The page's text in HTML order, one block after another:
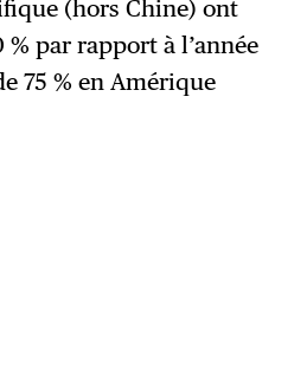
(hors Chine) ont
par rapport à l’année
75 % en Amérique